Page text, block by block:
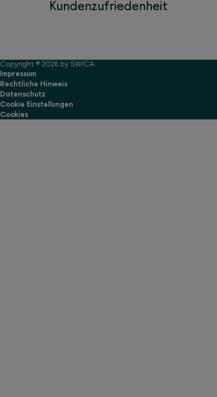
Kundenzufriedenheit
Copyright © 2026 by SWICA
Impressum
Rechtliche Hinweis
Datenschutz
Cookie Einstellungen
Cookies